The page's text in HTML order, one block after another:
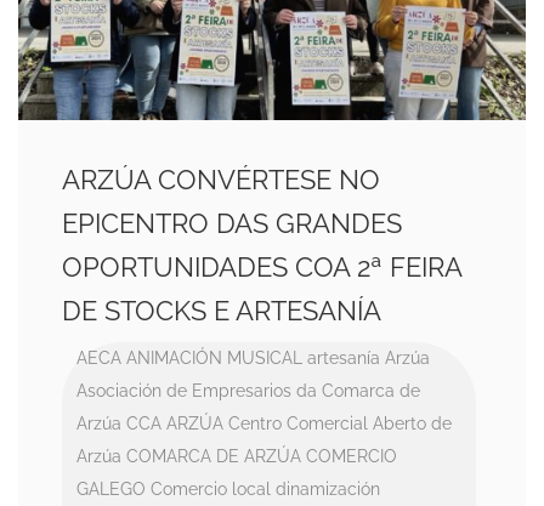
ARZÚA CONVÉRTESE NO
EPICENTRO DAS GRANDES
OPORTUNIDADES COA 2ª FEIRA
DE STOCKS E ARTESANÍA
AECA ANIMACIÓN MUSICAL artesanía Arzúa
Asociación de Empresarios da Comarca de
Arzúa CCA ARZÚA Centro Comercial Aberto de
Arzúa COMARCA DE ARZÚA COMERCIO
GALEGO Comercio local dinamización